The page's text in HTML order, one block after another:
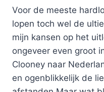
Voor de meeste
lopen toch wel de
mijn kansen op het
ongeveer even groot
Clooney naar
en ogenblikkelijk de